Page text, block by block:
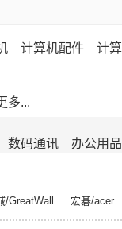
计算机配件 计
设备
数码通讯 办公用品
多...
/GreatWall
宏碁/acer
戴尔/DELL
三